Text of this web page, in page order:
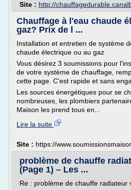
Site : http://
Chauffage à l'eau chaude
gaz? Prix de l ...
Installation et entretien de système
chaude électrique ou au gaz
Vous désirez 3 soumissions pour
de votre système de chauffage,
cette page. C'est rapide et sans
Les sources énergétiques pour se
nombreuses, les plombiers
Maison les prend tous en...
Lire la suite
Site : https://
problème de chauffe
(Page 1) – Les ...
Re : problème de chauffe radiateur